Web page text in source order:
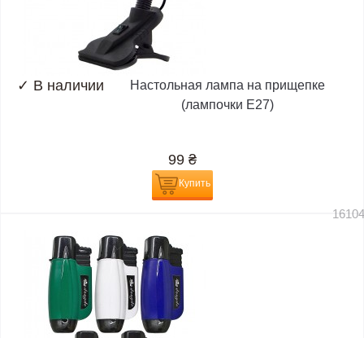
✓ В наличии
Настольная лампа на прищепке
(лампочки E27)
99 ₴
Купить